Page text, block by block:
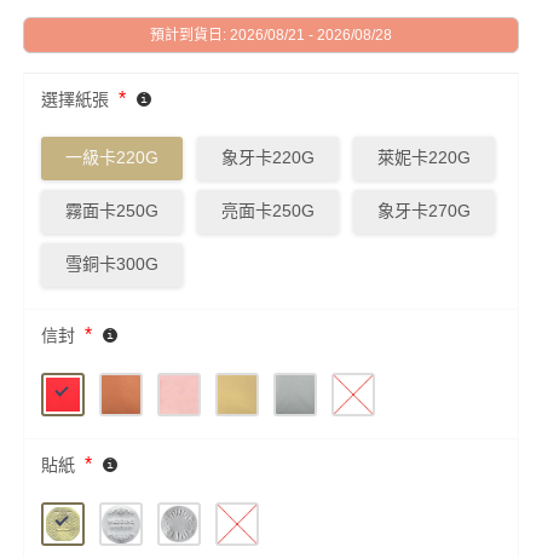
預計到貨日: 2026/08/21 - 2026/08/28
選擇紙張 *
一級卡220G 象牙卡220G 萊妮卡220G
霧面卡250G 亮面卡250G 象牙卡270G
雪銅卡300G
信封 *
貼紙 *